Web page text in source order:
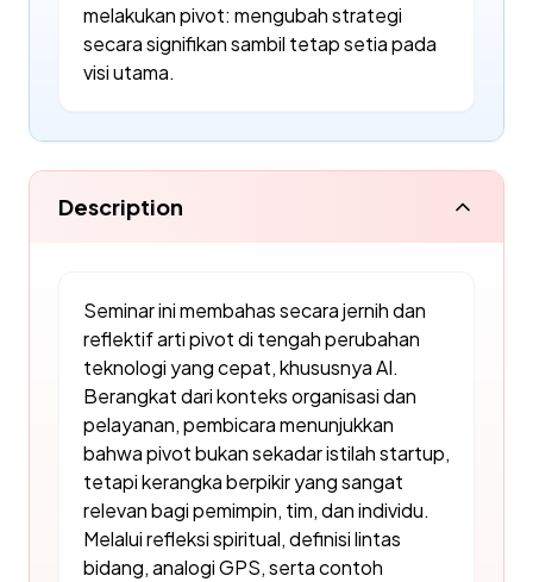
melakukan pivot: mengubah strategi
secara signifikan sambil tetap setia pada
visi utama.
Description
Seminar ini membahas secara jernih dan
reflektif arti pivot di tengah perubahan
teknologi yang cepat, khususnya AI.
Berangkat dari konteks organisasi dan
pelayanan, pembicara menunjukkan
bahwa pivot bukan sekadar istilah startup,
tetapi kerangka berpikir yang sangat
relevan bagi pemimpin, tim, dan individu.
Melalui refleksi spiritual, definisi lintas
bidang, analogi GPS, serta contoh